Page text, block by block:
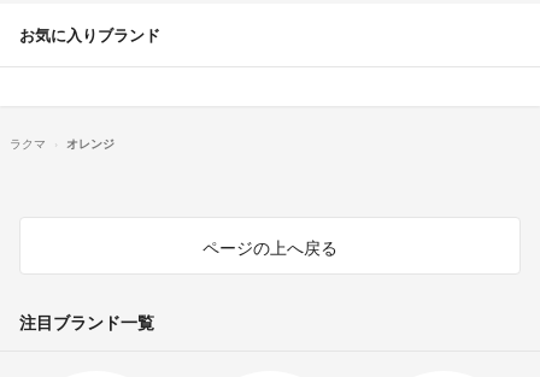
お気に入りブランド
ラクマ オレンジ
ページの上へ戻る
注目ブランド一覧